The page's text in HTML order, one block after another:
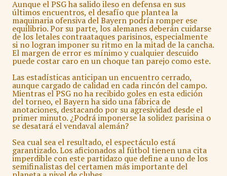
Aunque el PSG ha salido ileso en defensa en sus
últimos encuentros, el desafío que plantea la
maquinaria ofensiva del Bayern podría romper ese
equilibrio. Por su parte, los alemanes deberán cuidarse
de los letales contraataques parisinos, especialmente
si no logran imponer su ritmo en la mitad de la cancha.
El margen de error es mínimo y cualquier descuido
puede costar caro en un choque tan parejo como este.
Las estadísticas anticipan un encuentro cerrado,
aunque cargado de calidad en cada rincón del campo.
Mientras el PSG no ha recibido goles en esta edición
del torneo, el Bayern ha sido una fábrica de
anotaciones, destacando por su agresividad desde el
primer minuto. ¿Podrá imponerse la solidez parisina o
se desatará el vendaval alemán?
Sea cual sea el resultado, el espectáculo está
garantizado. Los aficionados al fútbol tienen una cita
imperdible con este partidazo que define a uno de los
semifinalistas del certamen más importante del